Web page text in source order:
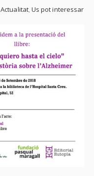
Actualitat,Us pot interessar